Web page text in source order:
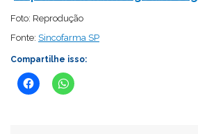
Foto: Reprodução
Fonte: Sincofarma SP
Compartilhe isso: